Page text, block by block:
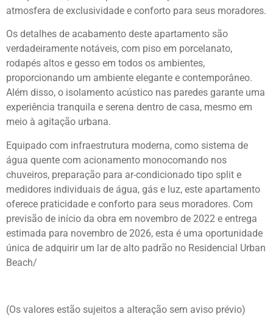
atmosfera de exclusividade e conforto para seus moradores.
Os detalhes de acabamento deste apartamento são
verdadeiramente notáveis, com piso em porcelanato,
rodapés altos e gesso em todos os ambientes,
proporcionando um ambiente elegante e contemporâneo.
Além disso, o isolamento acústico nas paredes garante uma
experiência tranquila e serena dentro de casa, mesmo em
meio à agitação urbana.
Equipado com infraestrutura moderna, como sistema de
água quente com acionamento monocomando nos
chuveiros, preparação para ar-condicionado tipo split e
medidores individuais de água, gás e luz, este apartamento
oferece praticidade e conforto para seus moradores. Com
previsão de início da obra em novembro de 2022 e entrega
estimada para novembro de 2026, esta é uma oportunidade
única de adquirir um lar de alto padrão no Residencial Urban
Beach/
(Os valores estão sujeitos a alteração sem aviso prévio)